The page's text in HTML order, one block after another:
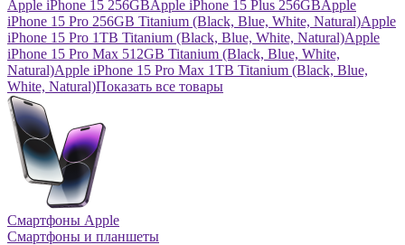
Apple iPhone 15 256GBApple iPhone 15 Plus 256GBApple
iPhone 15 Pro 256GB Titanium (Black, Blue, White, Natural)Apple
iPhone 15 Pro 1TB Titanium (Black, Blue, White, Natural)Apple
iPhone 15 Pro Max 512GB Titanium (Black, Blue, White,
Natural)Apple iPhone 15 Pro Max 1TB Titanium (Black, Blue,
White, Natural)Показать все товары
Смартфоны Apple
Смартфоны и планшеты